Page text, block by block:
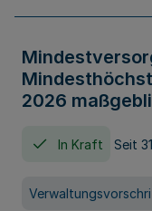
2026
In Kraft Seit